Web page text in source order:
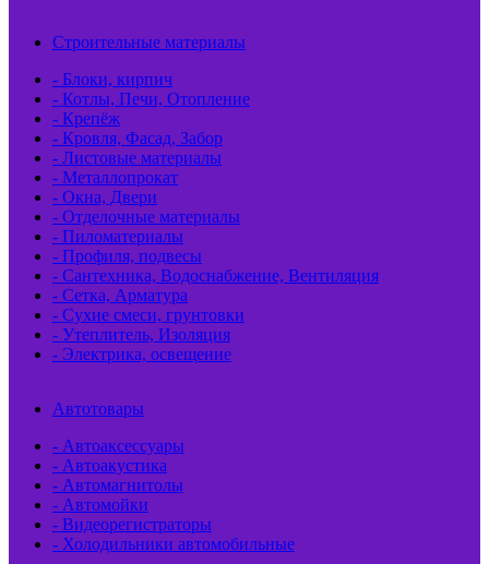
Строительные материалы
- Блоки, кирпич
- Котлы, Печи, Отопление
- Крепёж
- Кровля, Фасад, Забор
- Листовые материалы
- Металлопрокат
- Окна, Двери
- Отделочные материалы
- Пиломатериалы
- Профиля, подвесы
- Сантехника, Водоснабжение, Вентиляция
- Сетка, Арматура
- Сухие смеси, грунтовки
- Утеплитель, Изоляция
- Электрика, освещение
Автотовары
- Автоаксессуары
- Автоакустика
- Автомагнитолы
- Автомойки
- Видеорегистраторы
- Холодильники автомобильные